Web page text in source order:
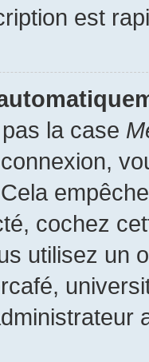
est
la case
cochez
utilisez un